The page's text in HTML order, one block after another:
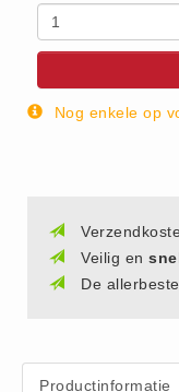
Vlasvariant (14)
Zout-Likstenen (6)
Aanbiedingen (8)
NPK Kunstmest (2)
Nog enkele op
Veilig en
De allerbeste
Productinformatie